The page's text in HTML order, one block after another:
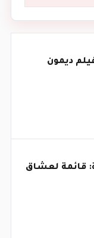
ديمون
مشاهدة: قائمة لعشاق